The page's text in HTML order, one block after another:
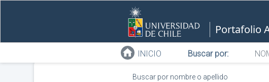
Portafolio
INICIO Buscar por:
Buscar por nombre o apellido